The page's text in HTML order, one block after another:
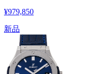
¥979,850
新品